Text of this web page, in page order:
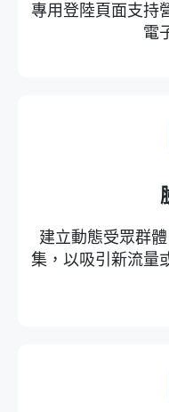
專用登陸頁面支持
電
建立動態受眾群
集，以吸引新流量